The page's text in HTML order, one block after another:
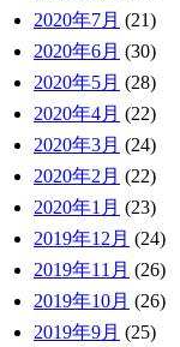
2020年7月 (21)
2020年6月 (30)
2020年5月 (28)
2020年4月 (22)
2020年3月 (24)
2020年2月 (22)
2020年1月 (23)
2019年12月 (24)
2019年11月 (26)
2019年10月 (26)
2019年9月 (25)